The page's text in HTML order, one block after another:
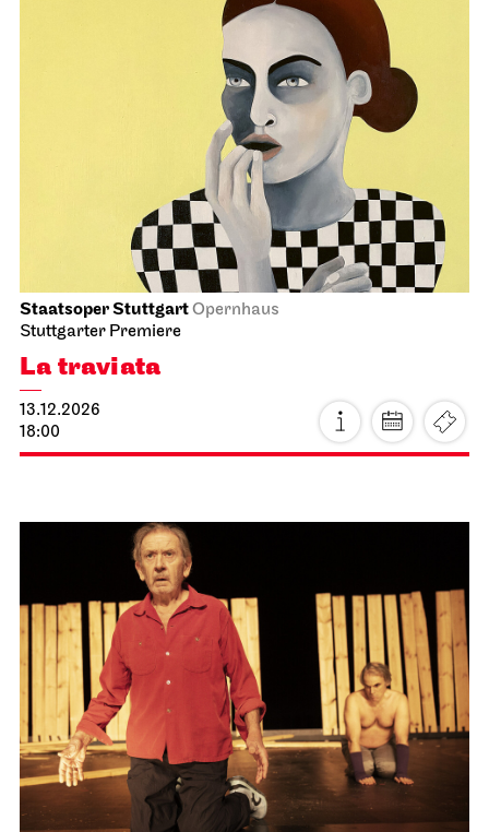
Schauspiel Stuttgart Schauspielhaus
Zwischen zwei Menschen ent­steht
manch­mal, wie selten, eine Welt
21.11.2026
18:00